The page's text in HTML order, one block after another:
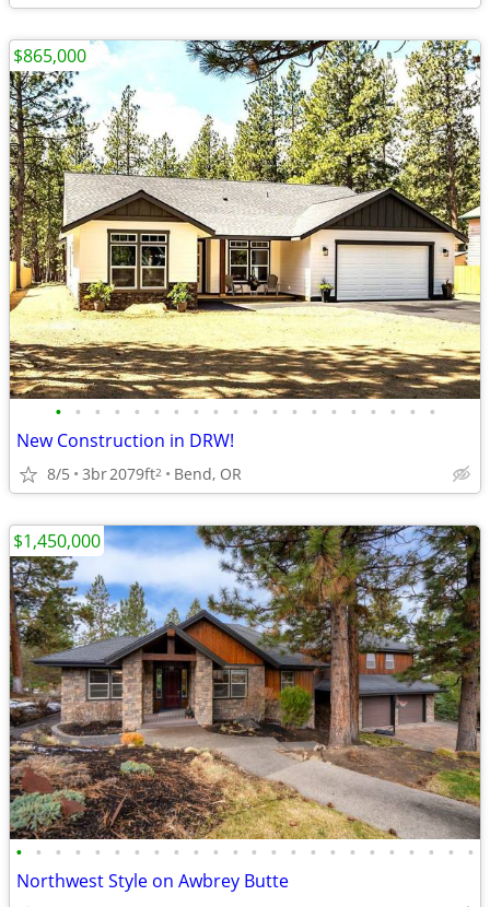
• • • • • • • • • • • • • • • • • • • •
New Construction in DRW!
8/5 3br2079ft2 Bend, OR
$865,000
• • • • • • • • • • • • • • • • • • • • • • • •
Northwest Style on Awbrey Butte
$1,450,000